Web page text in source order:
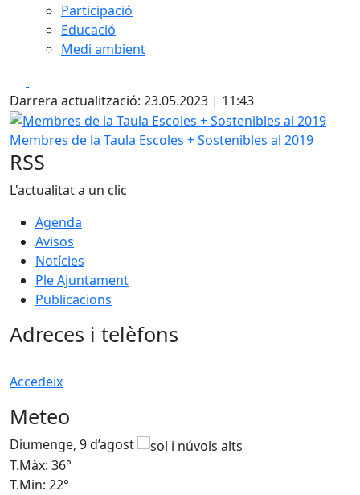
Participació
Educació
Medi ambient
Darrera actualització: 23.05.2023 | 11:43
Membres de la Taula Escoles + Sostenibles al 2019
Membres de la Taula Escoles + Sostenibles al 2019
RSS
L'actualitat a un clic
Agenda
Avisos
Notícies
Ple Ajuntament
Publicacions
Adreces i telèfons
Accedeix
Meteo
Diumenge, 9 d’agost
T.Màx: 36°
T.Min: 22°